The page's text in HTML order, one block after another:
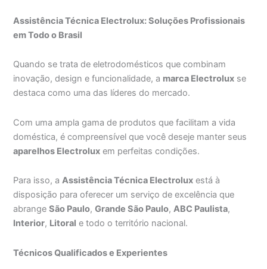
Assistência Técnica Electrolux: Soluções Profissionais
em Todo o Brasil
Quando se trata de eletrodomésticos que combinam
inovação, design e funcionalidade, a marca Electrolux se
destaca como uma das líderes do mercado.
Com uma ampla gama de produtos que facilitam a vida
doméstica, é compreensível que você deseje manter seus
aparelhos Electrolux em perfeitas condições.
Para isso, aAssistência Técnica Electrolux está à
disposição para oferecer um serviço de excelência que
abrangeSão Paulo,Grande São Paulo,ABC Paulista,
Interior, Litoral e todo o território nacional.
Técnicos Qualificados e Experientes